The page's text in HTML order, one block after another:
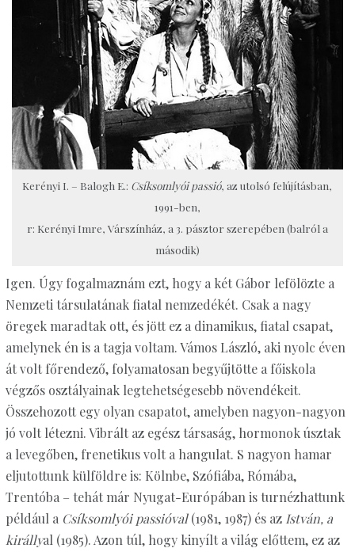
Kerényi I. – Balogh E.: Csíksomlyói passió, az utolsó felújításban,
1991-ben,
r: Kerényi Imre, Várszínház, a 3. pásztor szerepében (balról a
második)
Igen. Úgy fogalmaznám ezt, hogy a két Gábor lefölözte a
Nemzeti társulatának fiatal nemzedékét. Csak a nagy
öregek maradtak ott, és jött ez a dinamikus, fiatal csapat,
amelynek én is a tagja voltam. Vámos László, aki nyolc éven
át volt főrendező, folyamatosan begyűjtötte a főiskola
végzős osztályainak legtehetségesebb növendékeit.
Összehozott egy olyan csapatot, amelyben nagyon-nagyon
jó volt létezni. Vibrált az egész társaság, hormonok úsztak
a levegőben, frenetikus volt a hangulat. S nagyon hamar
eljutottunk külföldre is: Kölnbe, Szófiába, Rómába,
Trentóba – tehát már Nyugat-Európában is turnézhattunk
például a Csíksomlyói passióval(1981, 1987) és az István, a
királlyal (1985). Azon túl, hogy kinyílt a világ előttem, ez az